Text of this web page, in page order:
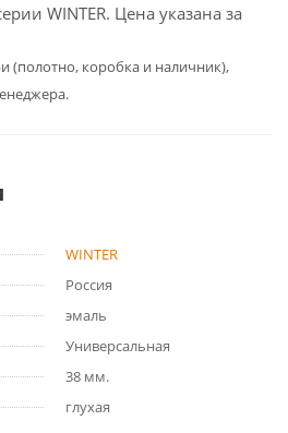
WINTER. Цена указана за
(полотно, коробка и наличник),
WINTER
Россия
эмаль
Универсальная
38 мм.
глухая